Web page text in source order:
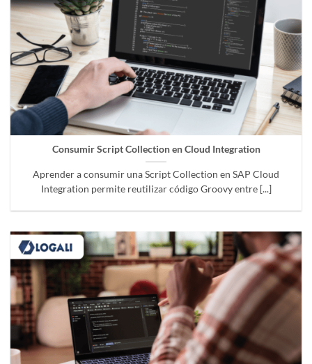
Consumir Script Collection en Cloud Integration
Aprender a consumir una Script Collection en SAP Cloud
Integration permite reutilizar código Groovy entre [...]